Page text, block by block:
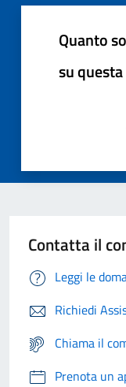
Quanto
su
Contatta il
Leggi le
Richiedi
Chiama il
Prenota un